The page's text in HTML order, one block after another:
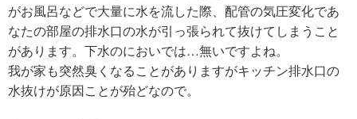
がお風呂などで大量に水を流した際、配管の気圧変化であ
なたの部屋の排水口の水が引っ張られて抜けてしまうこと
があります。下水のにおいでは…無いですよね。
我が家も突然臭くなることがありますがキッチン排水口の
水抜けが原因ことが殆どなので。